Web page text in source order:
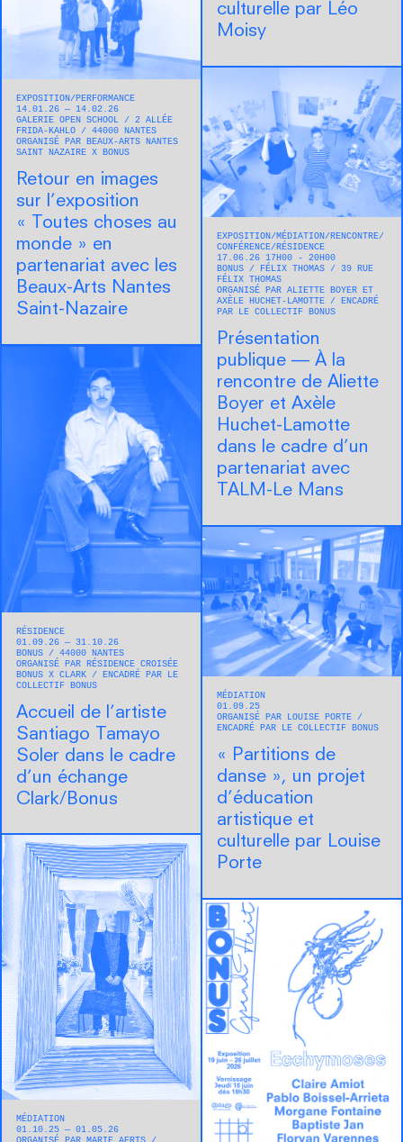
culturelle par Léo
Moisy
EXPOSITION PERFORMANCE
14.01.26 — 14.02.26
GALERIE OPEN SCHOOL
2 ALLÉE
FRIDA-KAHLO
44000 NANTES
ORGANISÉ PAR BEAUX-ARTS NANTES
SAINT NAZAIRE X BONUS
Retour en images
sur l’exposition
« Toutes choses au
monde » en
partenariat avec les
Beaux-Arts Nantes
Saint-Nazaire
EXPOSITION MÉDIATION
RENCONTRE/
CONFÉRENCE
RÉSIDENCE
17.06.26 17H00 - 20H00
BONUS
FÉLIX THOMAS
39 RUE
FÉLIX THOMAS
ORGANISÉ PAR ALIETTE BOYER ET
AXÈLE HUCHET-LAMOTTE
ENCADRÉ
PAR LE COLLECTIF BONUS
Présentation
publique — À la
rencontre de Aliette
Boyer et Axèle
Huchet-Lamotte
dans le cadre d’un
partenariat avec
TALM-Le Mans
RÉSIDENCE
01.09.26 — 31.10.26
BONUS
44000 NANTES
ORGANISÉ PAR RÉSIDENCE CROISÉE
BONUS X CLARK
ENCADRÉ PAR LE
COLLECTIF BONUS
Accueil de l’artiste
Santiago Tamayo
Soler dans le cadre
d’un échange
Clark/Bonus
MÉDIATION
01.09.25
ORGANISÉ PAR LOUISE PORTE
ENCADRÉ PAR LE COLLECTIF BONUS
« Partitions de
danse », un projet
d’éducation
artistique et
culturelle par Louise
Porte
MÉDIATION
01.10.25 — 01.05.26